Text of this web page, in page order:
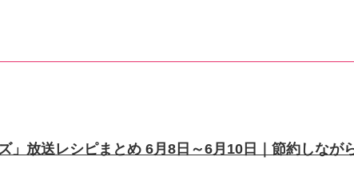
」放送レシピまとめ 6月8日～6月10日｜節約しなが